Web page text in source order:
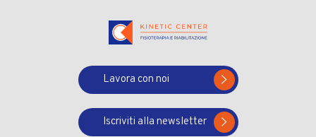
Lavora con noi
Iscriviti alla newsletter